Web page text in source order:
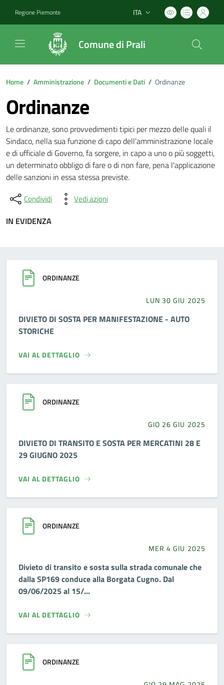
Regione Piemonte Lingua attiva:
ITA
Comune di Prali
Home / Amministrazione / Documenti e Dati / Ordinanze
Ordinanze
Le ordinanze, sono provvedimenti tipici per mezzo delle quali il
Sindaco, nella sua funzione di capo dell'amministrazione locale
e di ufficiale di Governo, fa sorgere, in capo a uno o più soggetti,
un determinato obbligo di fare o di non fare, pena l'applicazione
delle sanzioni in essa stessa previste.
Condividi Vedi azioni
IN EVIDENZA
ORDINANZE
LUN 30 GIU 2025
DIVIETO DI SOSTA PER MANIFESTAZIONE - AUTO
STORICHE
VAI AL DETTAGLIO
ORDINANZE
GIO 26 GIU 2025
DIVIETO DI TRANSITO E SOSTA PER MERCATINI 28 E
29 GIUGNO 2025
VAI AL DETTAGLIO
ORDINANZE
MER 4 GIU 2025
Divieto di transito e sosta sulla strada comunale che
dalla SP169 conduce alla Borgata Cugno. Dal
09/06/2025 al 15/...
VAI AL DETTAGLIO
ORDINANZE